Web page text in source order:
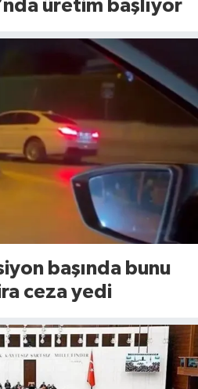
üretim başlıyor
başında bunu
ceza yedi